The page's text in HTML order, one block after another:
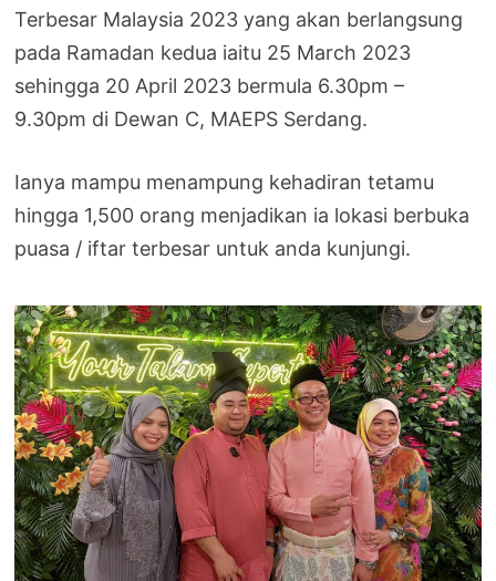
Terbesar Malaysia 2023 yang akan berlangsung
pada Ramadan kedua iaitu 25 March 2023
sehingga 20 April 2023 bermula 6.30pm –
9.30pm di Dewan C, MAEPS Serdang.
Ianya mampu menampung kehadiran tetamu
hingga 1,500 orang menjadikan ia lokasi berbuka
puasa / iftar terbesar untuk anda kunjungi.